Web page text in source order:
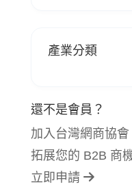
產業分類
還不是會員？
加入台灣網商協會
拓展您的 B2B 商
立即申請